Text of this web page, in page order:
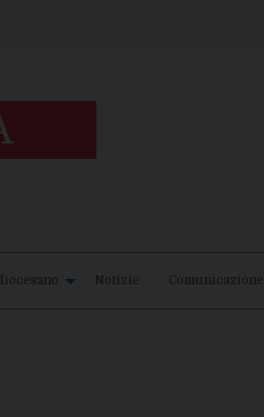
Notizie Comunicazione